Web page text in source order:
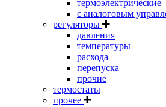
термоэлектрические
с аналоговым
регуляторы
давления
температуры
расхода
перепуска
прочие
термостаты
прочее